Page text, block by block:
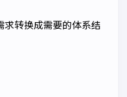
求转换成需要的体系结